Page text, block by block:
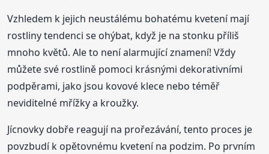
Vzhledem k jejich neustálému bohatému kvetení mají
rostliny tendenci se ohýbat, když je na stonku příliš
mnoho květů. Ale to není alarmující znamení! Vždy
můžete své rostlině pomoci krásnými dekorativními
podpěrami, jako jsou kovové klece nebo téměř
neviditelné mřížky a kroužky.
Jícnovky dobře reagují na prořezávání, tento proces je
povzbudí k opětovnému kvetení na podzim. Po prvním